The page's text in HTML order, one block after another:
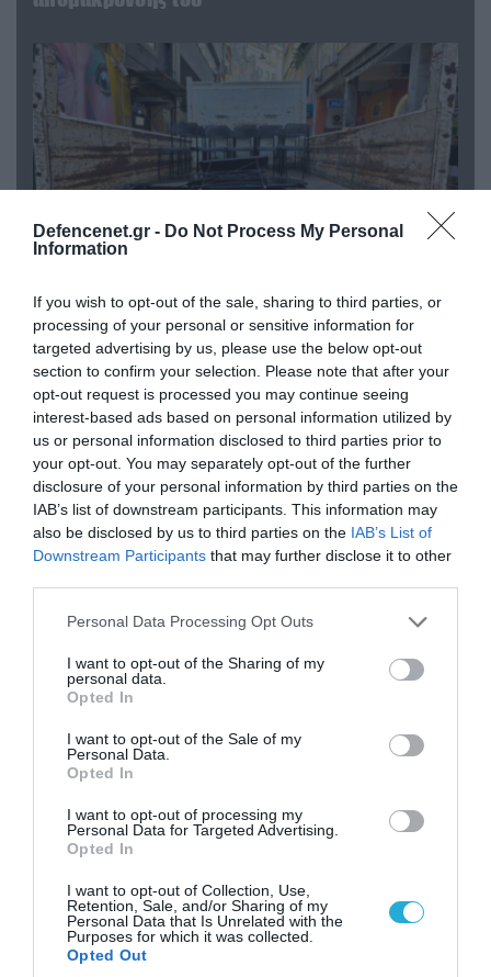
Defencenet.gr - Do Not Process My Personal
Information
If you wish to opt-out of the sale, sharing to third parties, or
processing of your personal or sensitive information for
targeted advertising by us, please use the below opt-out
section to confirm your selection. Please note that after your
opt-out request is processed you may continue seeing
interest-based ads based on personal information utilized by
us or personal information disclosed to third parties prior to
your opt-out. You may separately opt-out of the further
disclosure of your personal information by third parties on the
IAB’s list of downstream participants. This information may
also be disclosed by us to third parties on the IAB’s List of
Downstream Participants that may further disclose it to other
Please note that this website/app uses one or more Google
not limited to your visit or usage behaviour. You may click to
grant or deny consent to Google and its third-party tags to
use your data for below specified purposes in below Google
consent section.
Personal Data Processing Opt Outs
I want to opt-out of the Sharing of my
personal data.
Opted In
I want to opt-out of the Sale of my
Personal Data.
Opted In
I want to opt-out of processing my
Personal Data for Targeted Advertising.
Opted In
I want to opt-out of Collection, Use,
Retention, Sale, and/or Sharing of my
Personal Data that Is Unrelated with the
Purposes for which it was collected.
Opted Out
06.08.2026 | 14:02
«Επιχείρηση ελεύθερα πεζοδρόμια» στην
Αθήνα: Απομακρύνθηκαν παράνομα
αντικείμενα από κοινόχρηστους χώρους
06.08.2026 | 09:03
«Οι εντελώς αθώοι»: Η ανάρτηση του Αρκά για
τα ζώα που χάθηκαν στις πυρκαγιές της
Αττικής (φωτο)